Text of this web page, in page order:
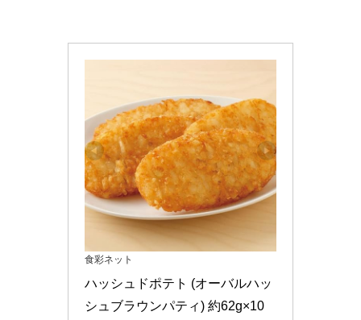
食彩ネット
ハッシュドポテト (オーバルハッ
シュブラウンパティ) 約62g×10